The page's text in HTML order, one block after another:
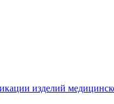
изделий